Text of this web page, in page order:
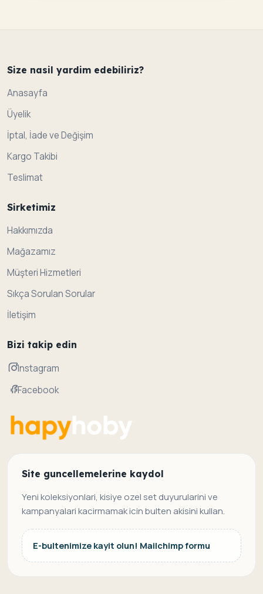
Size nasil yardim edebiliriz?
Anasayfa
Üyelik
İptal, İade ve Değişim
Kargo Takibi
Teslimat
Sirketimiz
Hakkımızda
Mağazamız
Müşteri Hizmetleri
Sıkça Sorulan Sorular
İletişim
Bizi takip edin
Instagram
Facebook
Site guncellemelerine kaydol
Yeni koleksiyonlari, kisiye ozel set duyurularini ve
kampanyalari kacirmamak icin bulten akisini kullan.
E-bultenimize kayit olun! Mailchimp formu